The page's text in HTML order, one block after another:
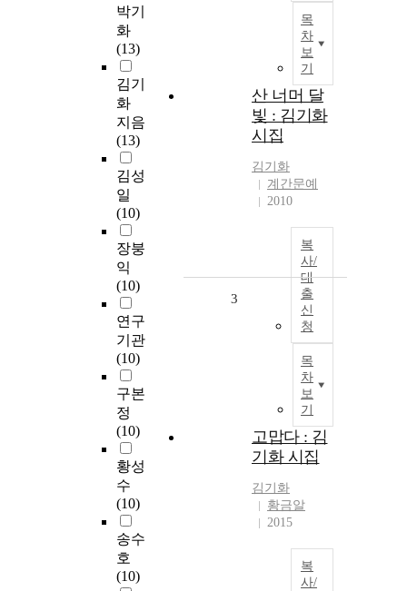
박기
화
(13)
김기
화
지음
(13)
김성
일
(10)
장붕
익
(10)
연구
기관
(10)
구본
정
(10)
황성
수
(10)
송수
호
(10)
목
차
보
기
산 너머 달
빛 : 김기화
시집
김기화
계간문예
2010
복
사/
대
출
신
청
목
차
보
기
3
고맙다 : 김
기화 시집
김기화
황금알
2015
복
사/